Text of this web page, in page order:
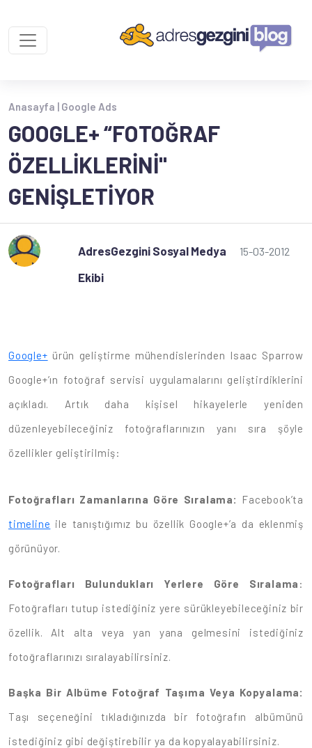
Anasayfa | Google Ads
GOOGLE+ “FOTOĞRAF
ÖZELLIKLERINI"
GENIŞLETIYOR
AdresGezgini Sosyal Medya
Ekibi
15-03-2012
Google+ ürün geliştirme mühendislerinden Isaac Sparrow
Google+’ın fotoğraf servisi uygulamalarını geliştirdiklerini
açıkladı. Artık daha kişisel hikayelerle yeniden
düzenleyebileceğiniz fotoğraflarınızın yanı sıra şöyle
özellikler geliştirilmiş:
Fotoğrafları Zamanlarına Göre Sıralama:
Facebook’ta
timeline ile tanıştığımız bu özellik Google+’a da eklenmiş
görünüyor.
Fotoğrafları Bulundukları Yerlere Göre Sıralama :
Fotoğrafları tutup istediğiniz yere sürükleyebileceğiniz bir
özellik. Alt alta veya yan yana gelmesini istediğiniz
fotoğraflarınızı sıralayabilirsiniz.
Başka Bir Albüme Fotoğraf Taşıma Veya Kopyalama:
Taşı seçeneğini tıkladığınızda bir fotoğrafın albümünü
istediğiniz gibi değiştirebilir ya da kopyalayabilirsiniz.